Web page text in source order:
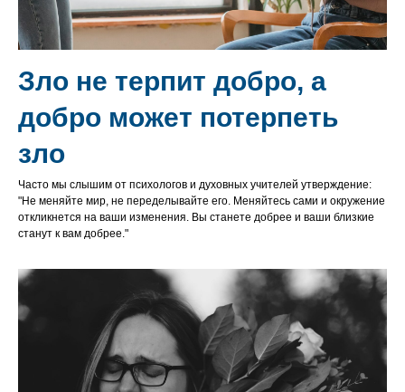
Зло не терпит добро, а
добро может потерпеть
зло
Часто мы слышим от психологов и духовных учителей утверждение:
"Не меняйте мир, не переделывайте его. Меняйтесь сами и окружение
откликнется на ваши изменения. Вы станете добрее и ваши близкие
станут к вам добрее."